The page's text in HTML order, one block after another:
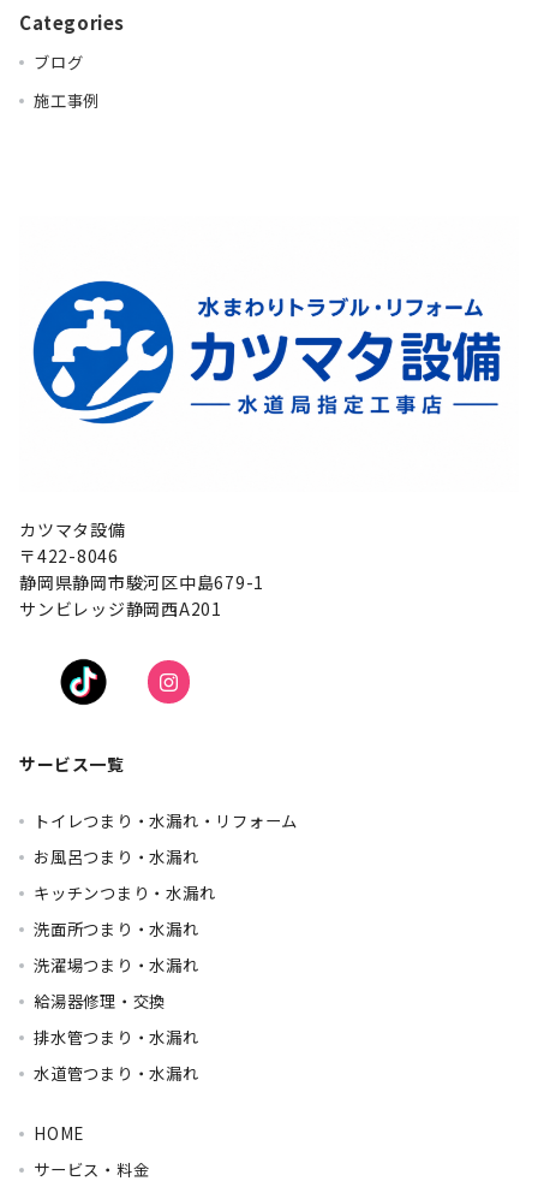
Categories
ブログ
施工事例
カツマタ設備
〒422-8046
静岡県静岡市駿河区中島679-1
サンビレッジ静岡西A201
サービス一覧
トイレつまり・水漏れ・リフォーム
お風呂つまり・水漏れ
キッチンつまり・水漏れ
洗面所つまり・水漏れ
洗濯場つまり・水漏れ
給湯器修理・交換
排水管つまり・水漏れ
水道管つまり・水漏れ
HOME
サービス・料金